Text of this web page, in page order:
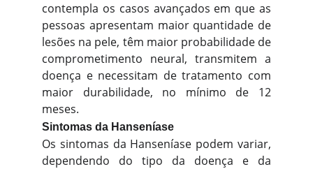
contempla os casos avançados em que as
pessoas apresentam maior quantidade de
lesões na pele, têm maior probabilidade de
comprometimento neural, transmitem a
doença e necessitam de tratamento com
maior durabilidade, no mínimo de 12
meses.
Sintomas da Hanseníase
Os sintomas da Hanseníase podem variar,
dependendo do tipo da doença e da